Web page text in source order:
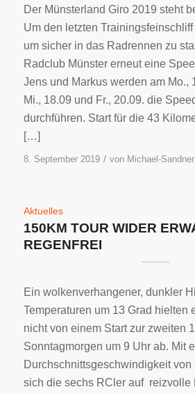
Der Münsterland Giro 2019 steht
Um den letzten
um sicher in das Radrennen zu
Radclub Münster erneut eine
Jens und Markus werden am Mo.,
Mi., 18.09 und Fr., 20.09. die
durchführen. Start für die 43
[…]
8. September 2019 / von Michael-Sandner
Aktuelles
150KM TOUR WIDER
REGENFREI
Ein wolkenverhangener, dunkler
Temperaturen um 13 Grad hielten
nicht von einem Start zur zweiten
Sonntagmorgen um 9 Uhr ab. Mit
Durchschnittsgeschwindigkeit von
sich die sechs RCler auf reizvolle